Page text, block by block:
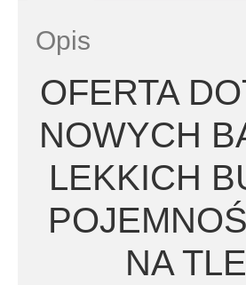
Opis
OFERTA
NOWYCH
LEKKICH
NA